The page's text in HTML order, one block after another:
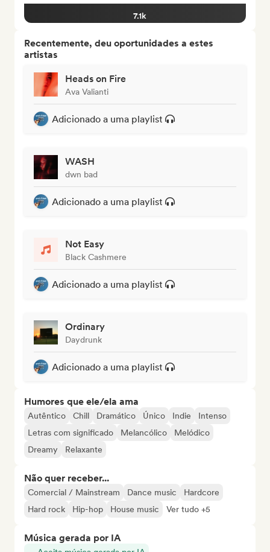
7.1k
Recentemente, deu oportunidades a estes
artistas
Heads on Fire
Ava Valianti
Adicionado a uma playlist
WASH
dwn bad
Adicionado a uma playlist
Not Easy
Black Cashmere
Adicionado a uma playlist
Ordinary
Daydrunk
Adicionado a uma playlist
Humores que ele/ela ama
Autêntico Chill Dramático Único Indie
Intenso
Letras com significado
Melancólico
Melódico
Dreamy
Relaxante
Não quer receber...
Comercial / Mainstream Dance music
Hardcore
Hard rock
Hip-hop House music Ver tudo +5
Música gerada por IA